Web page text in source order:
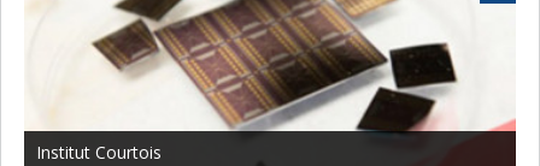
Institut Courtois